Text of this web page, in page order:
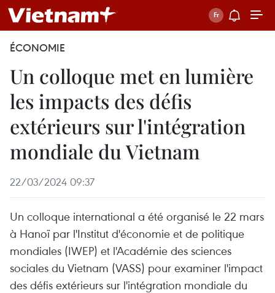
ÉCONOMIE
Un colloque met en lumière
les impacts des défis
extérieurs sur l'intégration
mondiale du Vietnam
22/03/2024 09:37
Un colloque international a été organisé le 22 mars
à Hanoï par l'Institut d'économie et de politique
mondiales (IWEP) et l'Académie des sciences
sociales du Vietnam (VASS) pour examiner l'impact
des défis extérieurs sur l'intégration mondiale du